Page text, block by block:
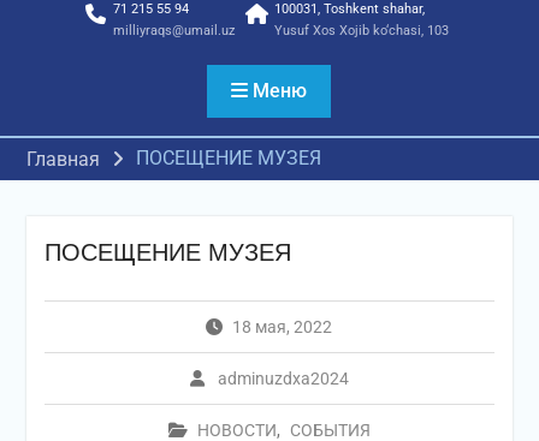
71 215 55 94
milliyraqs@umail.uz
100031, Toshkent shahar,
Yusuf Xos Xojib ko‘chasi, 103
Меню
Главная ПОСЕЩЕНИЕ МУЗЕЯ
ПОСЕЩЕНИЕ МУЗЕЯ
18 мая, 2022
adminuzdxa2024
НОВОСТИ, СОБЫТИЯ